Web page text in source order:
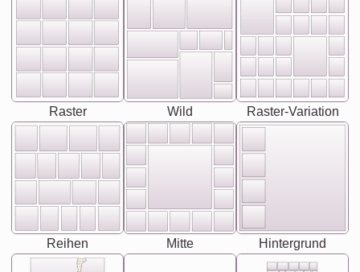
Raster Wild Raster-Variation
Reihen Mitte Hintergrund